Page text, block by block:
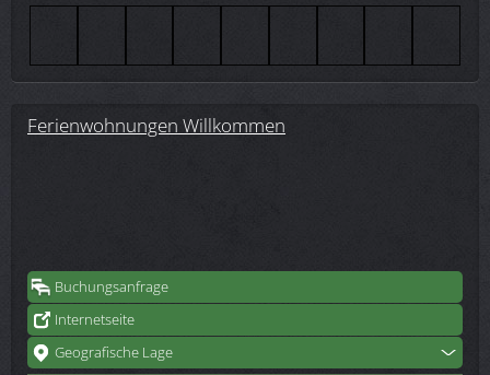
Ferienwohnungen Willkommen
Buchungsanfrage
Internetseite
Geografische Lage